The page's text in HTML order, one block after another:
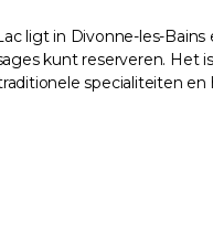
ligt in Divonne-les-
kunt reserveren.
specialiteiten